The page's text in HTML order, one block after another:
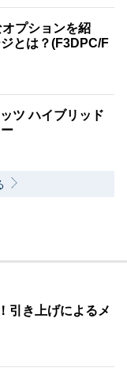
プションを紹
とは？(F3DPC/F
ツ ハイブリッド
引き上げによるメ